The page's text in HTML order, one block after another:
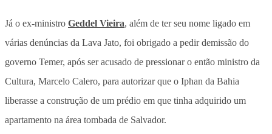
Já o ex-ministro Geddel Vieira, além de ter seu nome ligado em
várias denúncias da Lava Jato, foi obrigado a pedir demissão do
governo Temer, após ser acusado de pressionar o então ministro da
Cultura, Marcelo Calero, para autorizar que o Iphan da Bahia
liberasse a construção de um prédio em que tinha adquirido um
apartamento na área tombada de Salvador.